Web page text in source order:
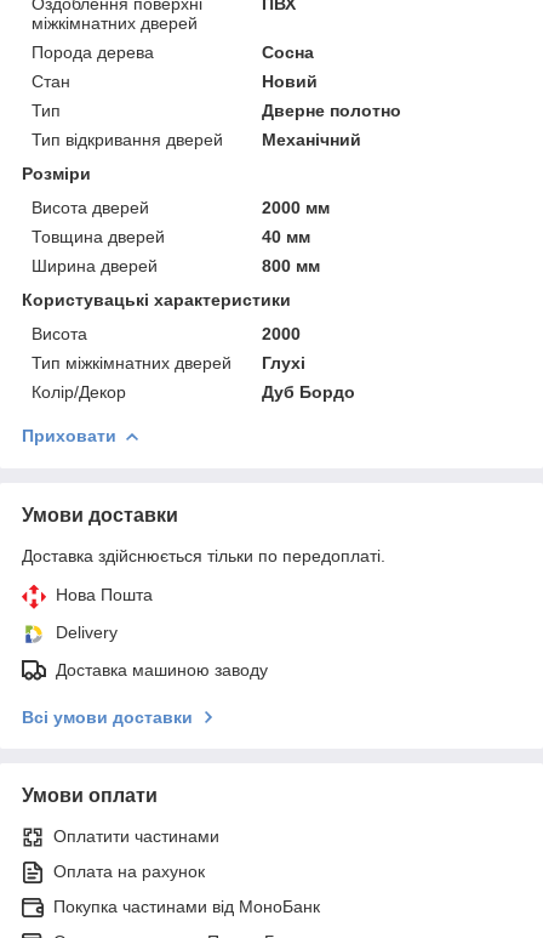
міжкімнатних дверей
Порода дерева
Сосна
Стан
Новий
Тип
Дверне полотно
Тип відкривання дверей
Механічний
Розміри
Висота дверей
2000 мм
Товщина дверей
40 мм
Ширина дверей
800 мм
Користувацькі характеристики
Висота
2000
Тип міжкімнатних дверей
Глухі
Колір/Декор
Дуб Бордо
Приховати
Умови доставки
Доставка здійснюється тільки по передоплаті.
Нова Пошта
Delivery
Доставка машиною заводу
Всі умови доставки
Умови оплати
Оплатити частинами
Оплата на рахунок
Покупка частинами від МоноБанк